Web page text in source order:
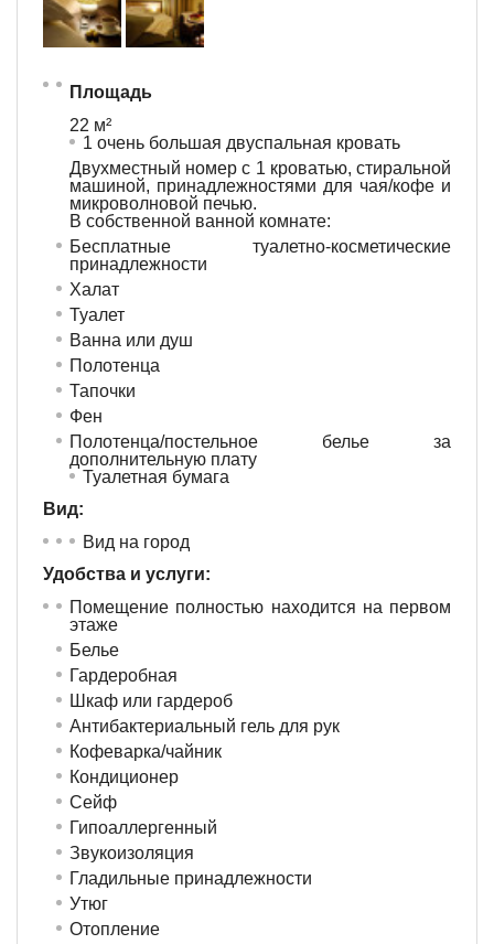
Площадь
22 м²
1 очень большая двуспальная кровать
Двухместный номер с 1 кроватью, стиральной
машиной, принадлежностями для чая/кофе и
микроволновой печью.
В собственной ванной комнате:
Бесплатные туалетно-косметические
принадлежности
Халат
Туалет
Ванна или душ
Полотенца
Тапочки
Фен
Полотенца/постельное белье за
дополнительную плату
Туалетная бумага
Вид:
Вид на город
Удобства и услуги: ​
Помещение полностью находится на первом
этаже
Белье
Гардеробная
Шкаф или гардероб
Антибактериальный гель для рук
Кофеварка/чайник
Кондиционер
Сейф
Гипоаллергенный
Звукоизоляция
Гладильные принадлежности
Утюг
Отопление